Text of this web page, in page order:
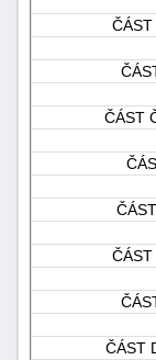
ČÁST
ČÁST
ČÁST
ČÁST